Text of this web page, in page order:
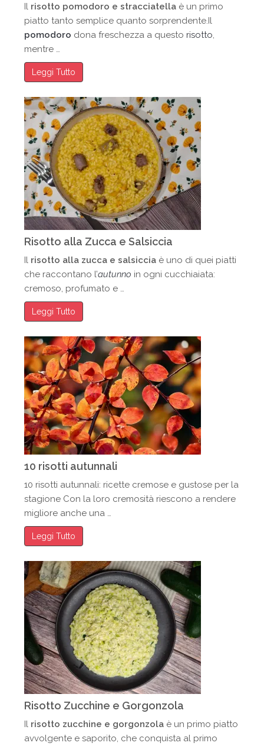
Il risotto pomodoro e stracciatella è un primo
piatto tanto semplice quanto sorprendente.Il
pomodoro dona freschezza a questo risotto,
mentre …
Leggi Tutto
Risotto alla Zucca e Salsiccia
Il risotto alla zucca e salsiccia è uno di quei piatti
che raccontano l’autunno in ogni cucchiaiata:
cremoso, profumato e …
Leggi Tutto
10 risotti autunnali
10 risotti autunnali: ricette cremose e gustose per la
stagione Con la loro cremosità riescono a rendere
migliore anche una …
Leggi Tutto
Risotto Zucchine e Gorgonzola
Il risotto zucchine e gorgonzola è un primo piatto
avvolgente e saporito, che conquista al primo